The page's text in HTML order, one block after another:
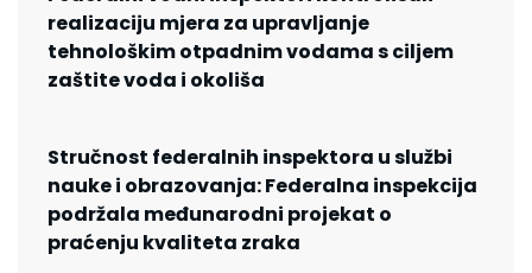
realizaciju mjera za upravljanje
tehnološkim otpadnim vodama s ciljem
zaštite voda i okoliša
Stručnost federalnih inspektora u službi
nauke i obrazovanja: Federalna inspekcija
podržala međunarodni projekat o
praćenju kvaliteta zraka